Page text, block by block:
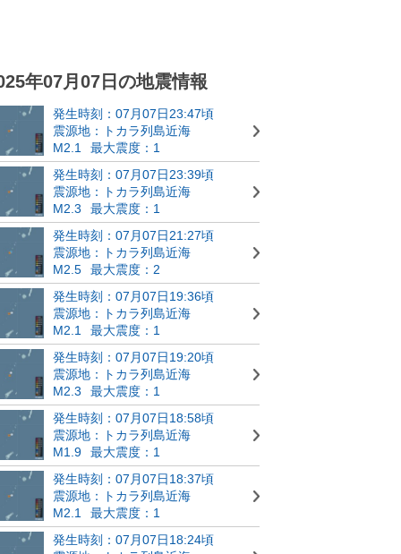
年07月07日の地震情報
発生時刻：07月07日23:47頃
震源地：トカラ列島近海
M2.1
最大震度：1
発生時刻：07月07日23:39頃
震源地：トカラ列島近海
M2.3
最大震度：1
発生時刻：07月07日21:27頃
震源地：トカラ列島近海
M2.5
最大震度：2
発生時刻：07月07日19:36頃
震源地：トカラ列島近海
M2.1
最大震度：1
発生時刻：07月07日19:20頃
震源地：トカラ列島近海
M2.3
最大震度：1
発生時刻：07月07日18:58頃
震源地：トカラ列島近海
M1.9
最大震度：1
発生時刻：07月07日18:37頃
震源地：トカラ列島近海
M2.1
最大震度：1
発生時刻：07月07日18:24頃